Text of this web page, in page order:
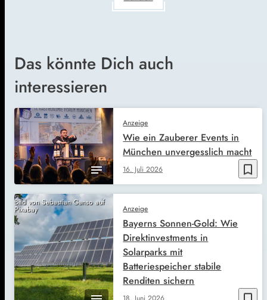
Das könnte Dich auch
interessieren
bookmark_border
Anzeige
16. Juli 2026
Wie ein Zauberer Events in
München unvergesslich macht
Bild von Sebastian Ganso auf
Pixabay Anzeige
Bayerns Sonnen-Gold: Wie
Direktinvestments in
Solarparks mit
Batteriespeicher stabile
Renditen sichern